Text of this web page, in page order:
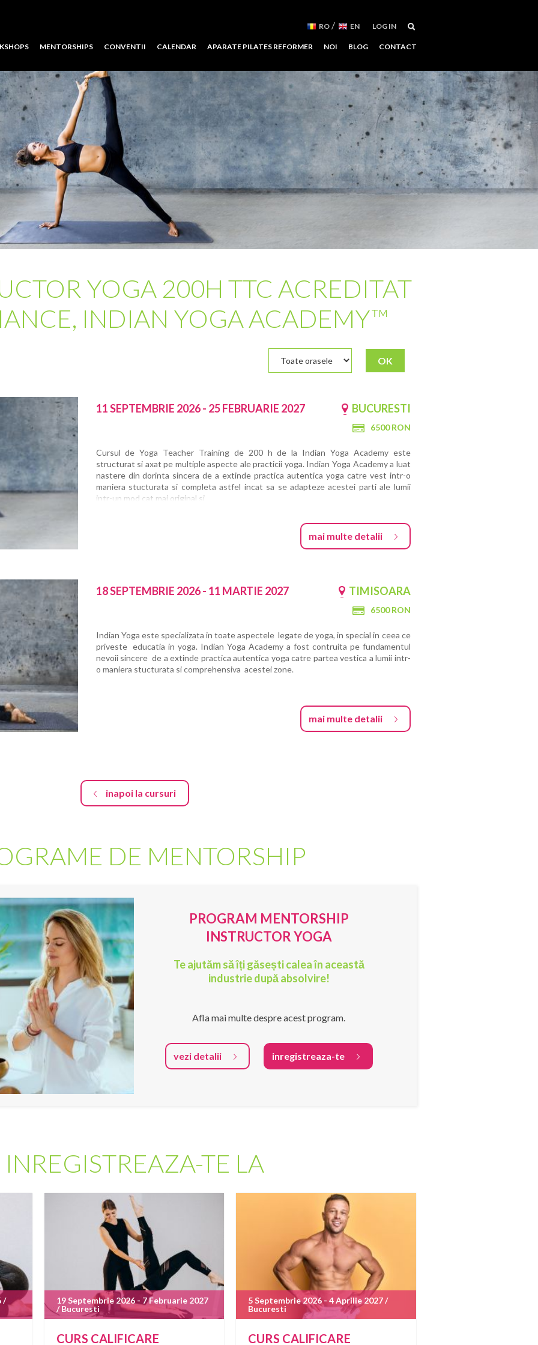
RO / EN LOG IN
MENTORSHIPS CONVENTII CALENDAR APARATE PILATES REFORMER NOI BLOG CONTACT
YOGA 200H TTC ACREDITAT
INDIAN YOGA ACADEMY™
OK
11 SEPTEMBRIE 2026 - 25 FEBRUARIE 2027 BUCURESTI
6500 RON
Cursul de Yoga Teacher Training de 200 h de la Indian Yoga Academy este
structurat si axat pe multiple aspecte ale practicii yoga. Indian Yoga Academy a luat
nastere din dorinta sincera de a extinde practica autentica yoga catre vest intr-o
maniera stucturata si completa astfel incat sa se adapteze acestei parti ale lumii
intr-un mod cat mai original si
mai multe detalii
18 SEPTEMBRIE 2026 - 11 MARTIE 2027 TIMISOARA
6500 RON
Indian Yoga este specializata in toate aspectele legate de yoga, in special in ceea ce
priveste educatia in yoga. Indian Yoga Academy a fost contruita pe fundamentul
nevoii sincere de a extinde practica autentica yoga catre partea vestica a lumii intr-
o maniera stucturata si comprehensiva acestei zone.
mai multe detalii
inapoi la cursuri
DE MENTORSHIP
PROGRAM MENTORSHIP
INSTRUCTOR YOGA
Te ajutăm să îți găsești calea în această
industrie după absolvire!
Afla mai multe despre acest program.
vezi detalii inregistreaza-te
INREGISTREAZA-TE LA
/
19 Septembrie 2026 - 7 Februarie 2027
/ Bucuresti
CURS CALIFICARE
5 Septembrie 2026 - 4 Aprilie 2027 /
Bucuresti
CURS CALIFICARE